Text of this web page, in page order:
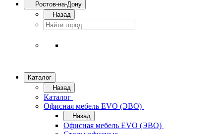
Ростов-на-Дону
Назад
Каталог
Назад
Каталог
Офисная мебель EVO (ЭВО)
Назад
Офисная мебель EVO (ЭВО)